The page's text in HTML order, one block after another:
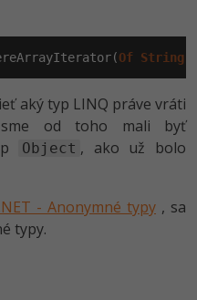
Of String
aký typ LINQ práve vráti
sme od toho mali byť
Object , ako už bolo
- Anonymné typy , sa
typy.